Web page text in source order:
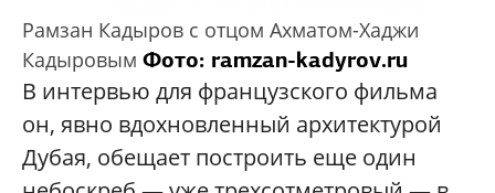
Рамзан Кадыров с отцом Ахматом-Хаджи
Кадыровым Фото: ramzan-kadyrov.ru
В интервью для французского фильма
он, явно вдохновленный архитектурой
Дубая, обещает построить еще один